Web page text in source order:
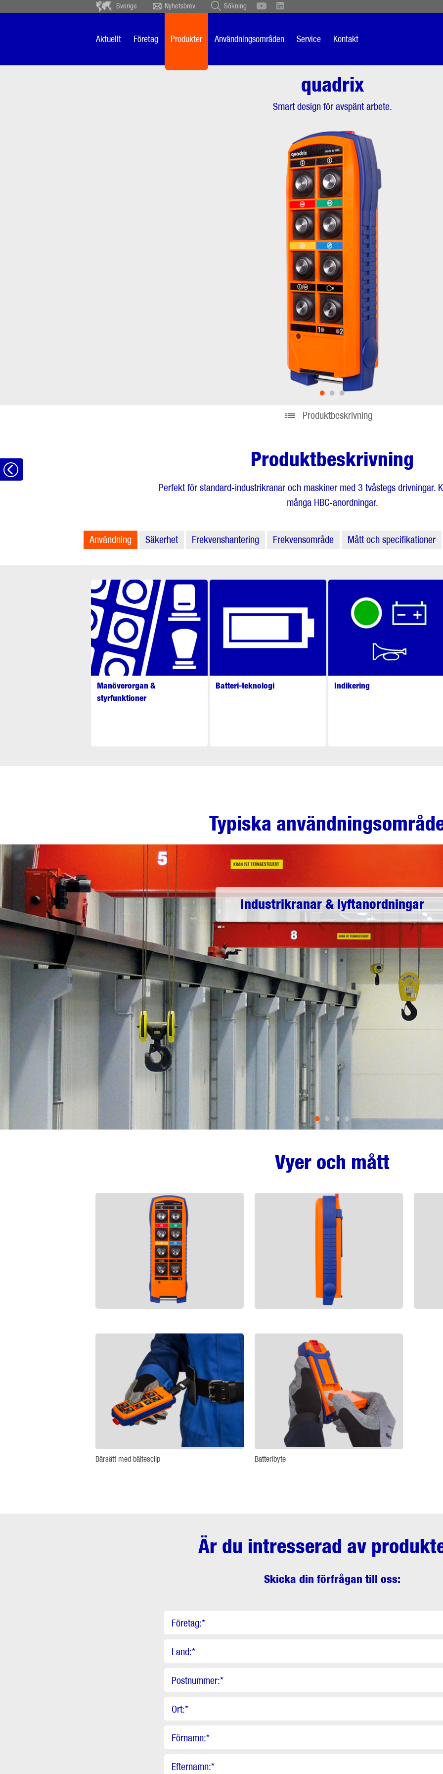
Türkçe
Sverige Nyhetsbrev Sökning
Aktuellt Företag Produkter Användningsområden Service Kontakt
Produktbeskrivningquadrix
Smart design för avspänt arbete.
• • •
Produktbeskrivning
Produktbeskrivning
Perfekt för standard-industrikranar och maskiner med 3 tvåstegs drivningar.
många HBC-anordningar.
Användning Säkerhet Frekvenshantering Frekvensområde Mått och specifikationer
Manöverorgan &
styrfunktioner
Batteri-teknologi Indikering
Typiska
Industrikranar & lyftanordningar
• • • •
Vyer och mått
Bärsätt med bältesclip Batteribyte
Är du intresserad av
Skicka din förfrågan till oss:
Företag:*
Land:*
Postnummer:*
Ort:*
Förnamn:*
Efternamn:*